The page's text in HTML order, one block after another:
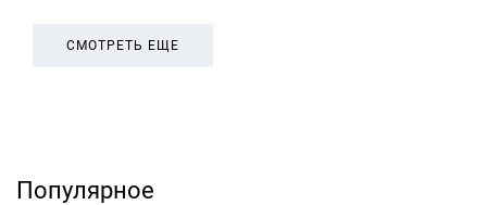
СМОТРЕТЬ ЕЩЕ
Популярное